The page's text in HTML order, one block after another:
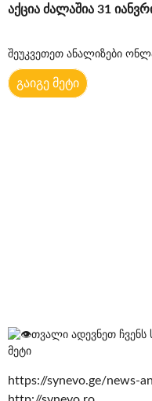
აქცია ძალაშია 31
შეუკვეთეთ ანალიზები
გაიგე მეტი
თვალი ადევნეთ
მეტი
https://synevo.ge/news-